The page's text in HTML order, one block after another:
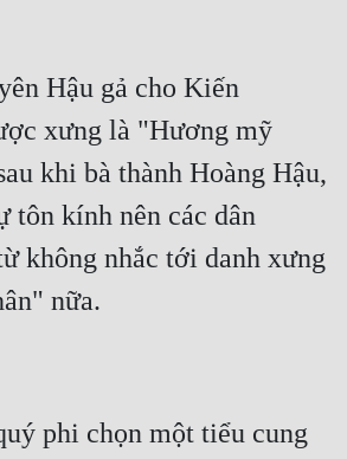
Hậu gả cho Kiến
xưng là "Hương mỹ
khi bà thành Hoàng Hậu,
tôn kính nên các dân
không nhắc tới danh xưng
nữa.
phi chọn một tiểu cung